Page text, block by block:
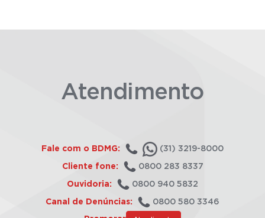
Atendimento
Fale com o BDMG: (31) 3219-8000
Cliente fone: 0800 283 8337
Ouvidoria: 0800 940 5832
Canal de Denúncias: 0800 580 3346